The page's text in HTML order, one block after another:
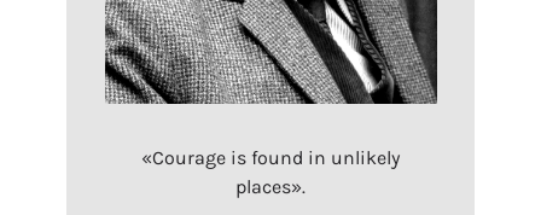
«Courage is found in unlikely
places».